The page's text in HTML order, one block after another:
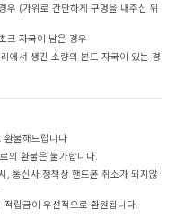
우 (가위로 간단하게 구멍을 내주신 뒤
크 자국이 남은 경우
에서 생긴 소량의 본드 자국이 있는 경
환불해드립니다
의 환불은 불가합니다.
, 통신사 정책상 핸드폰 취소가 되지않
립금이 우선적으로 환원됩니다.